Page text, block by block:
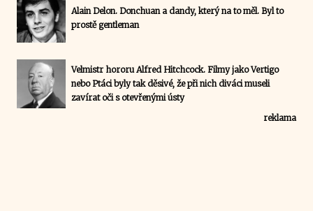
Alain Delon. Donchuan a dandy, který na to měl. Byl to
prostě gentleman
Velmistr hororu Alfred Hitchcock. Filmy jako Vertigo
nebo Ptáci byly tak děsivé, že při nich diváci museli
zavírat oči s otevřenými ústy
reklama